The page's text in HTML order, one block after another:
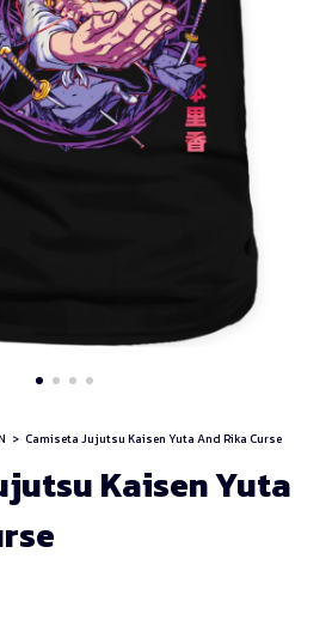
> Camiseta Jujutsu Kaisen Yuta And Rika Curse
Kaisen Yuta